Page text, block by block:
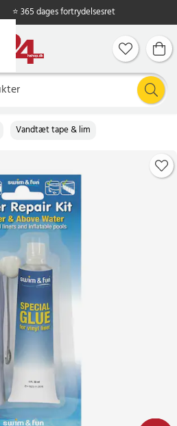
⭐ 365 dages fortrydelsesret
Vandtæt tape & lim